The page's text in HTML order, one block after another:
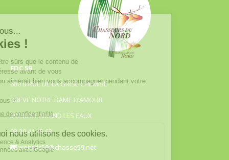
FDC 59
680 B RUE DE LA GRISE CHEMISE
DREVE NOTRE DAME D’AMOUR
59230 ST AMAND LES EAUX
03.20.41.45.63
webfdc59@chasse59.net